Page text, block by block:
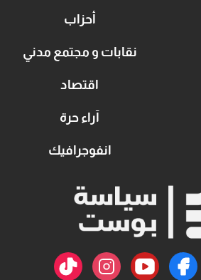
أحزاب
نقابات و مجتمع مدني
اقتصاد
آراء حرة
انفوجرافيك